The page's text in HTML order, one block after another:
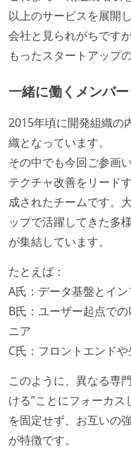
以上のサービスを展開
会社と見られがちです
もったスタートアップ
一緒に働くメンバー
2015年頃に開発組織の
織となっています。
その中でも今回ご参画
テクチャ改善をリード
成されたチームです。
ップで活躍してきた多
が集結しています。
たとえば：
A氏：データ基盤とイ
B氏：ユーザー起点で
ニア
C氏：フロントエンド
このように、異なる専
ける”ことにフォーカ
を固定せず、お互いの
が特徴です。